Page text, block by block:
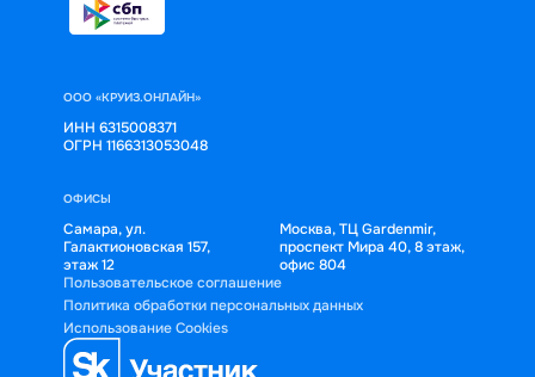
ООО «КРУИЗ.ОНЛАЙН»
ИНН 6315008371
ОГРН 1166313053048
ОФИСЫ
Самара, ул.
Галактионовская 157,
этаж 12
Москва, ТЦ Gardenmir,
проспект Мира 40, 8 этаж,
офис 804
Пользовательское соглашение
Политика обработки персональных данных
Использование Cookies